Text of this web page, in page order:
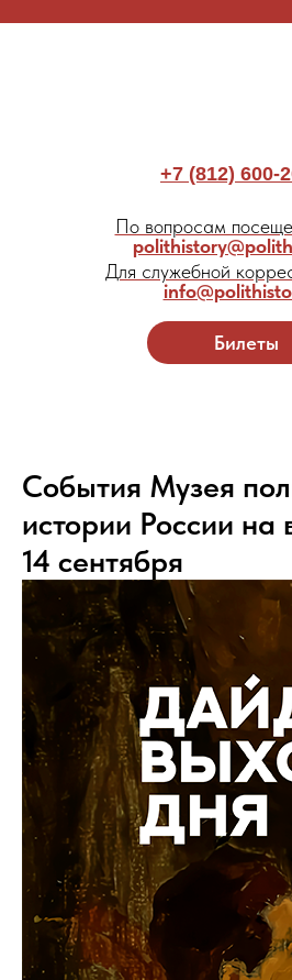
Билеты
+7 (812) 600-
По вопросам
Для служебной
События Музея
истории России на
14 сентября